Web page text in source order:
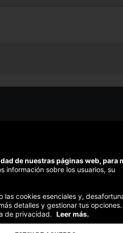
(Te respondemos en menos de 48h)
Compra segura
de nuestras páginas web, para
información sobre los usuarios, su
las cookies esenciales y,
detalles y gestionar tus
de privacidad. Leer más.